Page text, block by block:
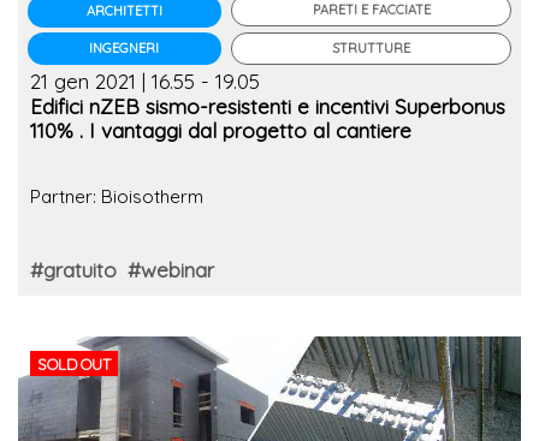
ARCHITETTI
INGEGNERI
PARETI E FACCIATE
STRUTTURE
21 gen 2021 | 16.55 - 19.05
Edifici nZEB sismo-resistenti e incentivi Superbonus
110% . I vantaggi dal progetto al cantiere
Partner: Bioisotherm
#gratuito #webinar
SOLD OUT